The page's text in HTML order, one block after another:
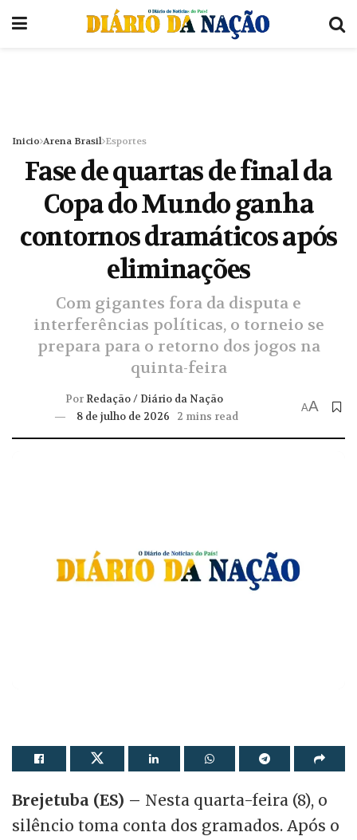
Inicio Arena Brasil Esportes
Fase de quartas de final da
Copa do Mundo ganha
contornos dramáticos após
eliminações
Com gigantes fora da disputa e
interferências políticas, o torneio se
prepara para o retorno dos jogos na
quinta-feira
Por Redação / Diário da Nação
8 de julho de 2026
2 mins read
AA
Brejetuba (ES) – Nesta quarta-feira (8), o
silêncio toma conta dos gramados. Após o